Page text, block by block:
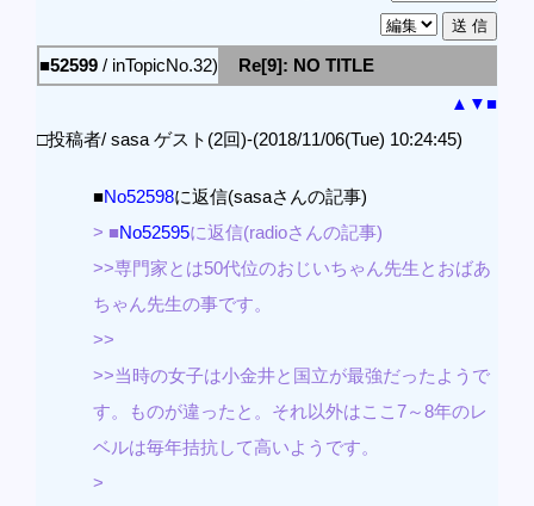
■52599 / inTopicNo.32)
Re[9]: NO TITLE
▲ ▼■
□投稿者/ sasa ゲスト(2回)-(2018/11/06(Tue) 10:24:45)
■No52598に返信(sasaさんの記事)
> ■No52595に返信(radioさんの記事)
>>専門家とは50代位のおじいちゃん先生とおばあ
ちゃん先生の事です。
>>
>>当時の女子は小金井と国立が最強だったようで
す。ものが違ったと。それ以外はここ7～8年のレ
ベルは毎年拮抗して高いようです。
>